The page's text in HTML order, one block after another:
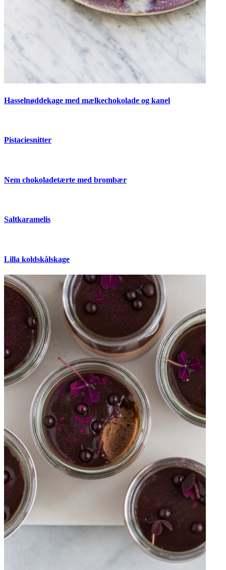
Hasselnøddekage med mælkechokolade og kanel
Pistaciesnitter
Nem chokoladetærte med brombær
Saltkaramelis
Lilla koldskålskage